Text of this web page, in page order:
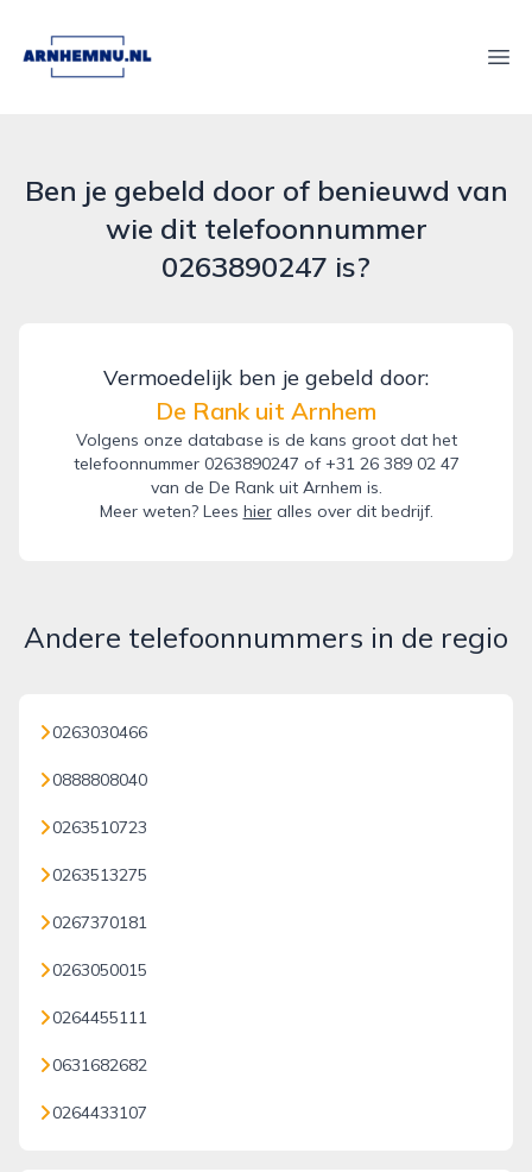
arnhemnu.nl
Ben je gebeld door of benieuwd van
wie dit telefoonnummer
0263890247 is?
Vermoedelijk ben je gebeld door:
De Rank uit Arnhem
Volgens onze database is de kans groot dat het
telefoonnummer 0263890247 of +31 26 389 02 47
van de De Rank uit Arnhem is.
Meer weten? Lees hieralles over dit bedrijf.
Andere telefoonnummers in de regio
0263030466
0888808040
0263510723
0263513275
0267370181
0263050015
0264455111
0631682682
0264433107